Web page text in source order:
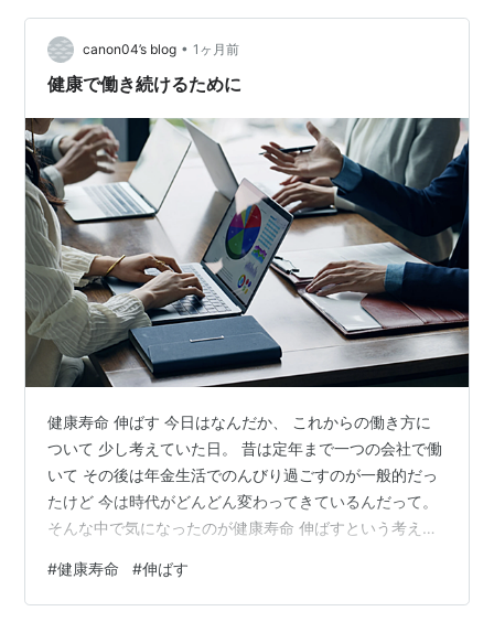
す。 ***目次*** 男性の身長は何歳まで伸びる？ 身長が
伸びる年齢 身長を伸ばすために有効な方法は？ 身長が伸
びるのは、遺伝だけではない 身長を伸ばす有効な方法 身
canon04’s blog • 1ヶ月前
健康で働き続けるために
健康寿命 伸ばす 今日はなんだか、 これからの働き方に
ついて 少し考えていた日。 昔は定年まで一つの会社で働
いて その後は年金生活でのんびり過ごすのが一般的だっ
たけど 今は時代がどんどん変わってきているんだって。
そんな中で気になったのが健康寿命 伸ばすという考え
間をどう増やしていくかって すごく大事なんだなって思
った☆ いくつになっても学び続けて 誰かの役に立てる存
#健康寿命 #伸ばす